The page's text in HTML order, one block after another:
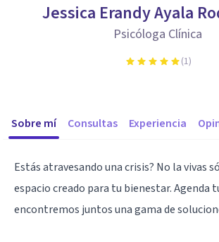
Jessica Erandy Ayala
Psicóloga Clínica
(1)
Sobre mí Consultas Experiencia
Estás atravesando una crisis? No la vivas
espacio creado para tu bienestar. Agenda
encontremos juntos una gama de